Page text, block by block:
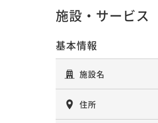
施設・サービス
基本情報
施設名
住所